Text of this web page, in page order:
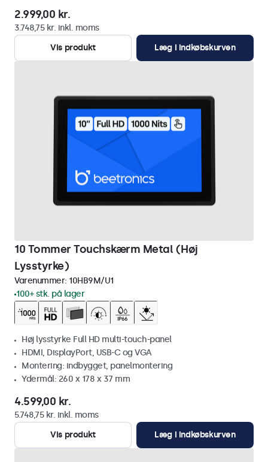
2.999,00 kr.
3.748,75 kr. inkl. moms
Vis produkt
Læg i indkøbskurven
10 Tommer Touchskærm Metal (Høj
Lysstyrke)
Varenummer: 10HB9M/U1
100+ stk. på lager
Høj lysstyrke Full HD multi-touch-panel
HDMI, DisplayPort, USB-C og VGA
Montering: indbygget, panelmontering
Ydermål: 260 x 178 x 37 mm
4.599,00 kr.
5.748,75 kr. inkl. moms
Vis produkt
Læg i indkøbskurven